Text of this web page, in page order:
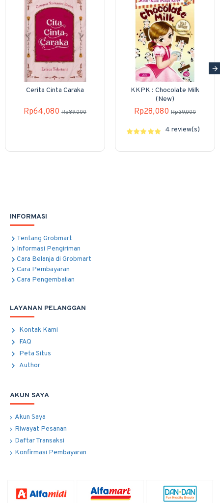
Cerita Cinta Caraka
Rp64,080 Rp89,000
KKPK : Chocolate Milk
(New)
Rp28,080 Rp39,000
4 review(s)
INFORMASI
Tentang Grobmart
Informasi Pengiriman
Cara Belanja di Grobmart
Cara Pembayaran
Cara Pengembalian
LAYANAN PELANGGAN
Kontak Kami
FAQ
Peta Situs
Author
AKUN SAYA
Akun Saya
Riwayat Pesanan
Daftar Transaksi
Konfirmasi Pembayaran